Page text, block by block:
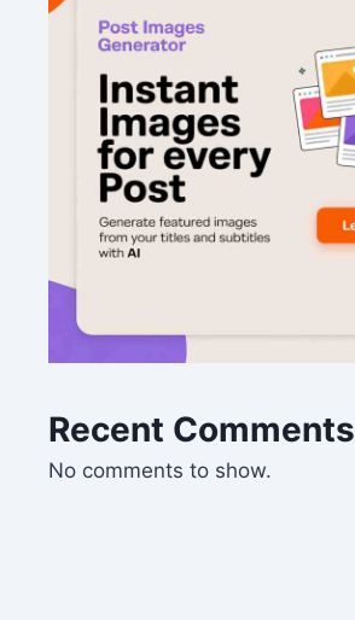
Recent Comments
No comments to show.